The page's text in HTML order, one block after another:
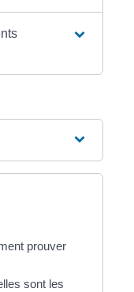
prouver
sont les